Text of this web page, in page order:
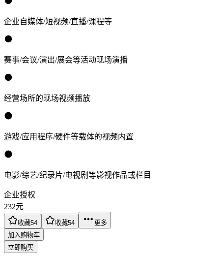
企业自媒体/短视频/直播/课程等
赛事/会议/演出/展会等活动现场演播
经营场所的现场视频播放
游戏/应用程序/硬件等载体的视频内置
电影/综艺/纪录片/电视剧等影视作品或栏目
企业授权
232元
收藏54 收藏54
更多
加入购物车
立即购买